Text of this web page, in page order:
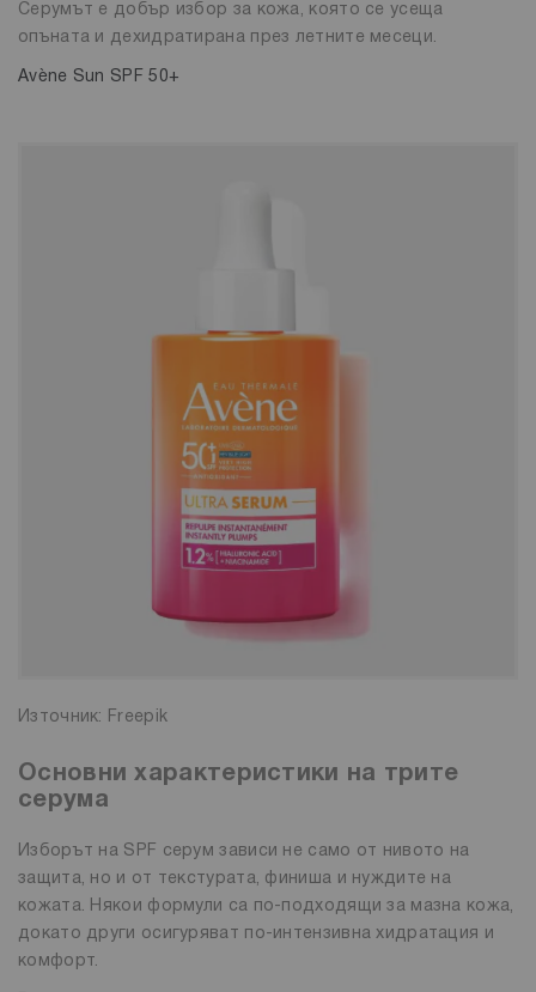
Серумът е добър избор за кожа, която се усеща
опъната и дехидратирана през летните месеци.
Avène Sun SPF 50+
Източник: Freepik
Основни характеристики на трите
серума
Изборът на SPF серум зависи не само от нивото на
защита, но и от текстурата, финиша и нуждите на
кожата. Някои формули са по-подходящи за мазна кожа,
докато други осигуряват по-интензивна хидратация и
комфорт.